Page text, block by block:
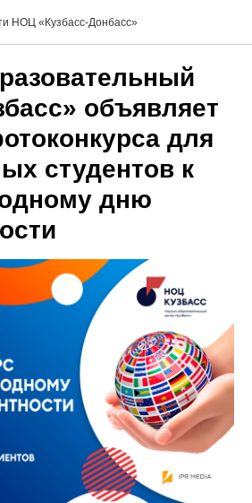
НОЦ «Кузбасс-Донбасс»
объявляет
для
студентов к
дню